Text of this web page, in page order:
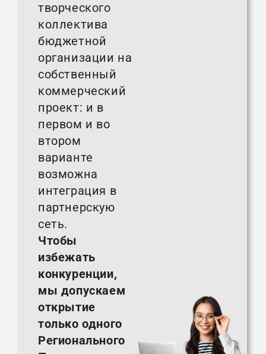
творческого
коллектива
бюджетной
организации на
собственный
коммерческий
проект: и в
первом и во
втором
варианте
возможна
интеграция в
партнерскую
сеть.
Чтобы
избежать
конкуренции,
мы допускаем
открытие
только одного
Регионального